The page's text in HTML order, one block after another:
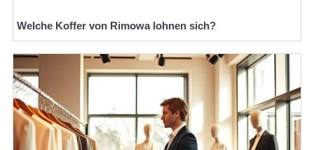
Welche Koffer von Rimowa lohnen sich?